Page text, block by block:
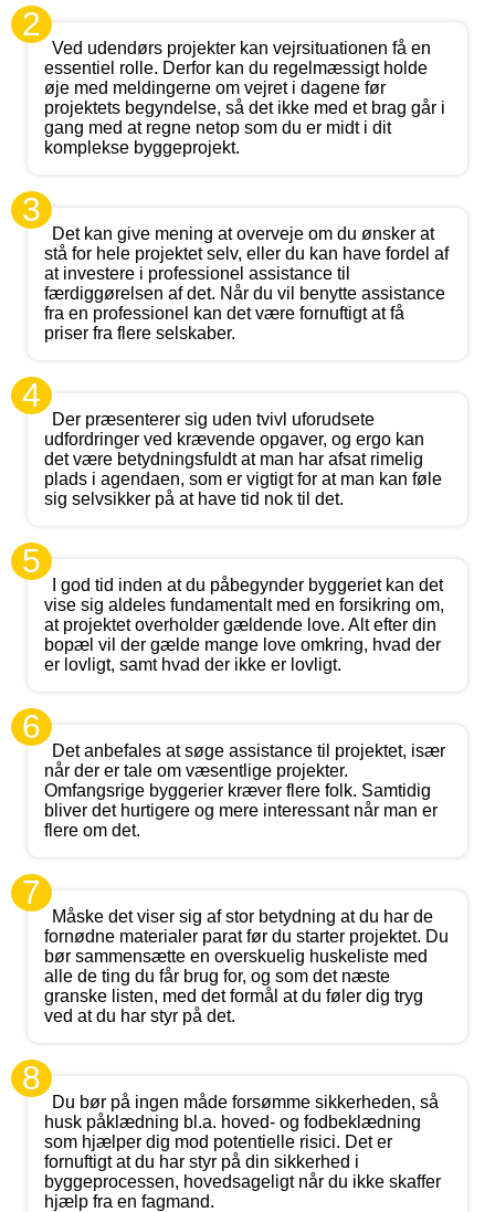
2
Ved udendørs projekter kan vejrsituationen få en
essentiel rolle. Derfor kan du regelmæssigt holde
øje med meldingerne om vejret i dagene før
projektets begyndelse, så det ikke med et brag går i
gang med at regne netop som du er midt i dit
komplekse byggeprojekt.
3
Det kan give mening at overveje om du ønsker at
stå for hele projektet selv, eller du kan have fordel af
at investere i professionel assistance til
færdiggørelsen af det. Når du vil benytte assistance
fra en professionel kan det være fornuftigt at få
priser fra flere selskaber.
4
Der præsenterer sig uden tvivl uforudsete
udfordringer ved krævende opgaver, og ergo kan
det være betydningsfuldt at man har afsat rimelig
plads i agendaen, som er vigtigt for at man kan føle
sig selvsikker på at have tid nok til det.
5
I god tid inden at du påbegynder byggeriet kan det
vise sig aldeles fundamentalt med en forsikring om,
at projektet overholder gældende love. Alt efter din
bopæl vil der gælde mange love omkring, hvad der
er lovligt, samt hvad der ikke er lovligt.
6
Det anbefales at søge assistance til projektet, især
når der er tale om væsentlige projekter.
Omfangsrige byggerier kræver flere folk. Samtidig
bliver det hurtigere og mere interessant når man er
flere om det.
7
Måske det viser sig af stor betydning at du har de
fornødne materialer parat før du starter projektet. Du
bør sammensætte en overskuelig huskeliste med
alle de ting du får brug for, og som det næste
granske listen, med det formål at du føler dig tryg
ved at du har styr på det.
8
Du bør på ingen måde forsømme sikkerheden, så
husk påklædning bl.a. hoved- og fodbeklædning
som hjælper dig mod potentielle risici. Det er
fornuftigt at du har styr på din sikkerhed i
byggeprocessen, hovedsageligt når du ikke skaffer
hjælp fra en fagmand.